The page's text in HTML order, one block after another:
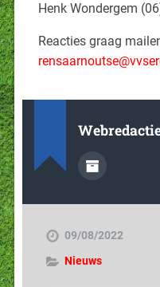
Henk Wondergem
Reacties graag
09/08/2022
Nieuws